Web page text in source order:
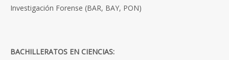
Investigación Forense (BAR, BAY, PON)
BACHILLERATOS EN CIENCIAS: